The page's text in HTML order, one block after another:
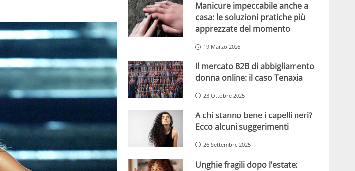
Manicure impeccabile anche a
casa: le soluzioni pratiche più
apprezzate del momento
19 Marzo 2026
Il mercato B2B di abbigliamento
donna online: il caso Tenaxia
23 Ottobre 2025
A chi stanno bene i capelli neri?
Ecco alcuni suggerimenti
26 Settembre 2025
Unghie fragili dopo l’estate: